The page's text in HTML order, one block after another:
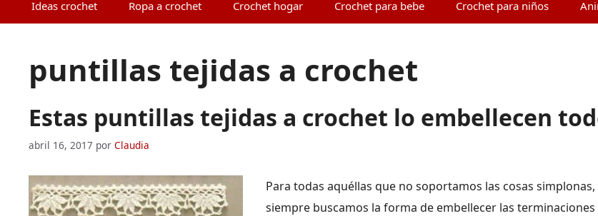
Ideas crochet Ropa a crochet Crochet hogar Crochet para bebe Crochet para niños
puntillas tejidas a crochet
Estas puntillas tejidas a crochet lo embellecen
abril 16, 2017 por Claudia
Para todas aquéllas que no soportamos las cosas simplonas,
siempre buscamos la forma de embellecer las terminaciones